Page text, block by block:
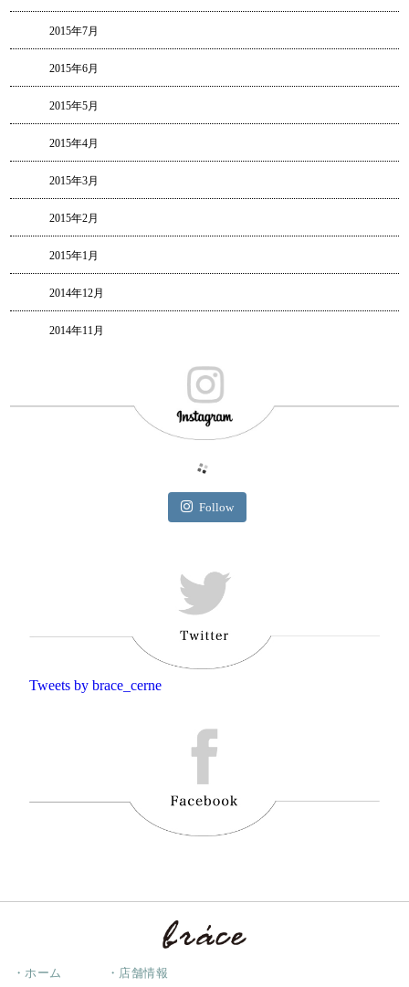
2015年7月
2015年6月
2015年5月
2015年4月
2015年3月
2015年2月
2015年1月
2014年12月
2014年11月
Follow
Tweets by brace_cerne
・ホーム ・店舗情報